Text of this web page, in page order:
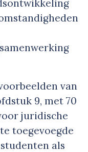
van
9, met 70
juridische
toegevoegde
als